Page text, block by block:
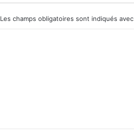
Les champs obligatoires sont indiqués avec